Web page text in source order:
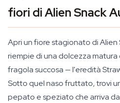
fiori di Alien Snack
Apri un fiore stagionato di Alien
riempie di una dolcezza
fragola succosa — l'eredità
Sotto quel naso fruttato, trovi
pepato e speziato che arriva